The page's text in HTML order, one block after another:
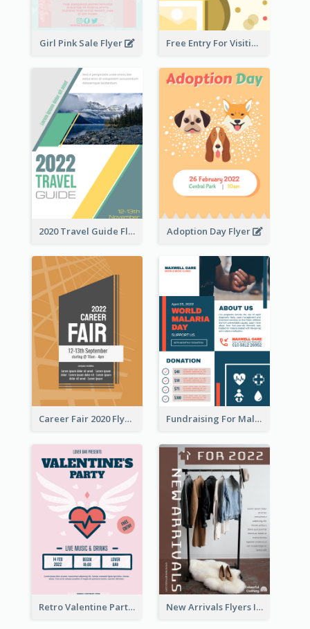
Girl Pink Sale Flyer Free Entry For Visiting Art Fest Flyer
2020 Travel Guide Flyer Adoption Day Flyer
Career Fair 2020 Flyer Fundraising For Malaria Flyer Design
Retro Valentine Party Pink Flyers Design Templates New Arrivals Flyers In In Brown Colour Tone